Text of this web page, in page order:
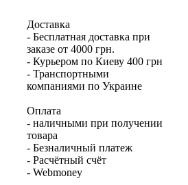
Доставка
- Бесплатная доставка при
заказе от 4000 грн.
- Курьером по Киеву 400 грн
- Транспортными
компаниями по Украине
Оплата
- наличными при получении
товара
- Безналичный платеж
- Расчётный счёт
- Webmoney